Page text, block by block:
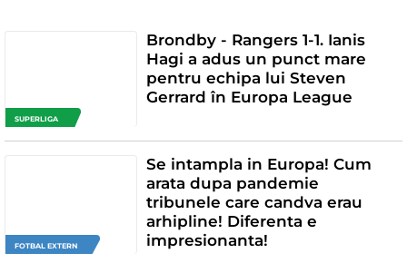
SUPERLIGA
Brondby - Rangers 1-1. Ianis
Hagi a adus un punct mare
pentru echipa lui Steven
Gerrard în Europa League
FOTBAL EXTERN
Se intampla in Europa! Cum
arata dupa pandemie
tribunele care candva erau
arhipline! Diferenta e
impresionanta!